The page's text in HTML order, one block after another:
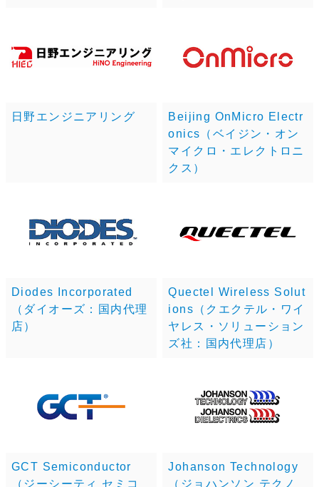
日野エンジニアリング
Beijing OnMicro Electr
onics（ベイジン・オン
マイクロ・エレクトロニ
クス）
Diodes Incorporated
（ダイオーズ：国内代理
店）
Quectel Wireless Solut
ions（クエクテル・ワイ
ヤレス・ソリューション
ズ社：国内代理店）
GCT Semiconductor
（ジーシーティ セミコ
Johanson Technology
（ジョハンソン テクノ